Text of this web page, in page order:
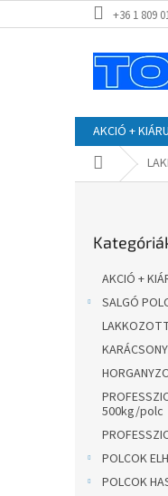
a
+36 1 809
AKCIÓ +
Kezdőlap
átugrása
AKCIÓ +
SALGÓ
500kg/polc
POLCOK
POLCOK